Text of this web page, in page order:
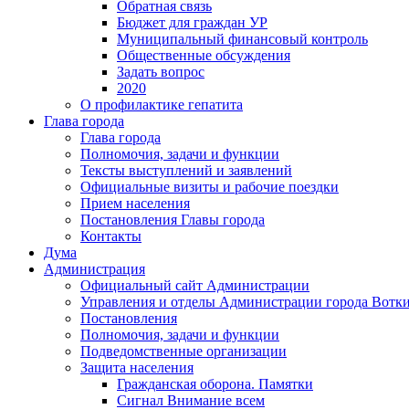
Обратная связь
Бюджет для граждан УР
Муниципальный финансовый контроль
Общественные обсуждения
Задать вопрос
2020
О профилактике гепатита
Глава города
Глава города
Полномочия, задачи и функции
Тексты выступлений и заявлений
Официальные визиты и рабочие поездки
Прием населения
Постановления Главы города
Контакты
Дума
Администрация
Официальный сайт Администрации
Управления и отделы Администрации города
Постановления
Полномочия, задачи и функции
Подведомственные организации
Защита населения
Гражданская оборона. Памятки
Сигнал Внимание всем